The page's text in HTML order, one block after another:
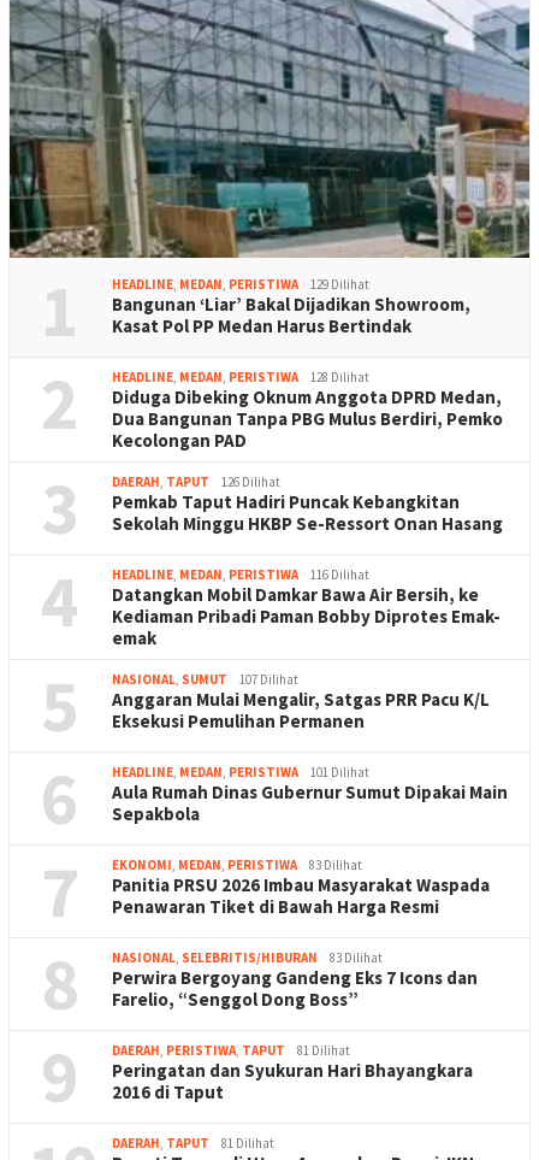
1 HEADLINE, MEDAN, PERISTIWA 129 Dilihat
Bangunan ‘Liar’ Bakal Dijadikan Showroom,
Kasat Pol PP Medan Harus Bertindak
2 HEADLINE, MEDAN, PERISTIWA 128 Dilihat
Diduga Dibeking Oknum Anggota DPRD Medan,
Dua Bangunan Tanpa PBG Mulus Berdiri, Pemko
Kecolongan PAD
3 DAERAH, TAPUT 126 Dilihat
Pemkab Taput Hadiri Puncak Kebangkitan
Sekolah Minggu HKBP Se-Ressort Onan Hasang
4 HEADLINE, MEDAN, PERISTIWA 116 Dilihat
Datangkan Mobil Damkar Bawa Air Bersih, ke
Kediaman Pribadi Paman Bobby Diprotes Emak-
emak
5 NASIONAL, SUMUT 107 Dilihat
Anggaran Mulai Mengalir, Satgas PRR Pacu K/L
Eksekusi Pemulihan Permanen
6 HEADLINE, MEDAN, PERISTIWA 101 Dilihat
Aula Rumah Dinas Gubernur Sumut Dipakai Main
Sepakbola
7 EKONOMI, MEDAN, PERISTIWA 83 Dilihat
Panitia PRSU 2026 Imbau Masyarakat Waspada
Penawaran Tiket di Bawah Harga Resmi
8 NASIONAL, SELEBRITIS/HIBURAN 83 Dilihat
Perwira Bergoyang Gandeng Eks 7 Icons dan
Farelio, “Senggol Dong Boss”
9 DAERAH, PERISTIWA, TAPUT 81 Dilihat
Peringatan dan Syukuran Hari Bhayangkara
2016 di Taput
DAERAH, TAPUT 81 Dilihat